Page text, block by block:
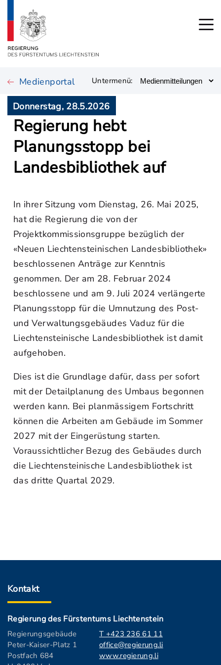
Medienportal Untermenü:
Donnerstag, 28.5.2026
Regierung hebt
Planungsstopp bei
Landesbibliothek auf
In ihrer Sitzung vom Dienstag, 26. Mai 2025,
hat die Regierung die von der
Projektkommissionsgruppe bezüglich der
«Neuen Liechtensteinischen Landesbibliothek»
beschlossenen Anträge zur Kenntnis
genommen. Der am 28. Februar 2024
beschlossene und am 9. Juli 2024 verlängerte
Planungsstopp für die Umnutzung des Post-
und Verwaltungsgebäudes Vaduz für die
Liechtensteinische Landesbibliothek ist damit
aufgehoben.
Dies ist die Grundlage dafür, dass per sofort
mit der Detailplanung des Umbaus begonnen
werden kann. Bei planmässigem Fortschritt
können die Arbeiten am Gebäude im Sommer
2027 mit der Eingerüstung starten.
Voraussichtlicher Bezug des Gebäudes durch
die Liechtensteinische Landesbibliothek ist
das dritte Quartal 2029.
Kontakt
Regierung des Fürstentums Liechtenstein
Regierungsgebäude
Peter-Kaiser-Platz 1
Postfach 684
T +423 236 61 11
office@regierung.li
www.regierung.li